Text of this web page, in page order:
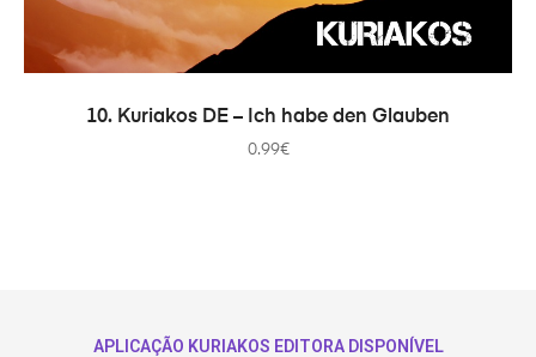
IN DEN WARENKORB
10. Kuriakos DE – Ich habe den Glauben
0.99€
APLICAÇÃO KURIAKOS EDITORA DISPONÍVEL